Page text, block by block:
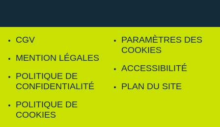
CGV
MENTION LÉGALES
POLITIQUE DE
CONFIDENTIALITÉ
POLITIQUE DE
COOKIES
PARAMÈTRES DES
COOKIES
ACCESSIBILITÉ
PLAN DU SITE